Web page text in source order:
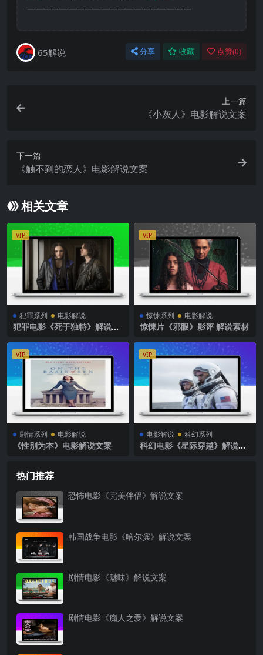
————————————————————
65解说 分享 收藏 点赞(0)
上一篇
《小灰人》电影解说文案
下一篇
《触不到的恋人》电影解说文案
相关文章
VIP
犯罪系列 电影解说
犯罪电影《死于独特》解说文
VIP
惊悚系列 电影解说
惊悚片《邪眼》影评 解说素材
VIP
剧情系列 电影解说
《性别为本》电影解说文案
VIP
电影解说 科幻系列
科幻电影《星际穿越》解说文
热门推荐
恐怖电影《完美伴侣》解说文案
韩国战争电影《哈尔滨》解说文案
剧情电影《魅味》解说文案
剧情电影《痴人之爱》解说文案